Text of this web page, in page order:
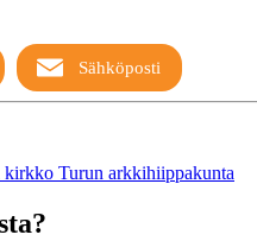
Sähköposti
kirkko Turun arkkihiippakunta